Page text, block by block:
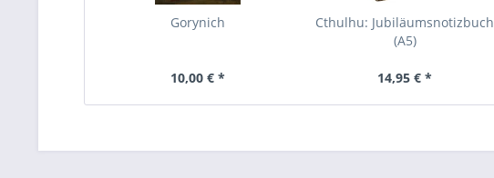
Gorynich
10,00 € *
Cthulhu: Jubiläumsnotizbuch
(A5)
14,95 € *